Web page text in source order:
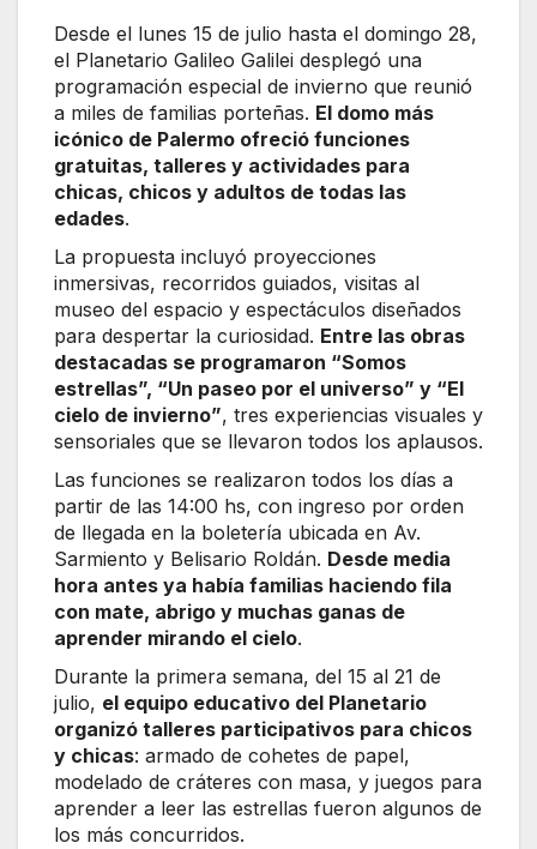
Desde el lunes 15 de julio hasta el domingo 28,
el Planetario Galileo Galilei desplegó una
programación especial de invierno que reunió
a miles de familias porteñas. El domo más
icónico de Palermo ofreció funciones
gratuitas, talleres y actividades para
chicas, chicos y adultos de todas las
edades.
La propuesta incluyó proyecciones
inmersivas, recorridos guiados, visitas al
museo del espacio y espectáculos diseñados
para despertar la curiosidad. Entre las obras
destacadas se programaron “Somos
estrellas”, “Un paseo por el universo” y “El
cielo de invierno”, tres experiencias visuales y
sensoriales que se llevaron todos los aplausos.
Las funciones se realizaron todos los días a
partir de las 14:00 hs, con ingreso por orden
de llegada en la boletería ubicada en Av.
Sarmiento y Belisario Roldán. Desde media
hora antes ya había familias haciendo fila
con mate, abrigo y muchas ganas de
aprender mirando el cielo.
Durante la primera semana, del 15 al 21 de
julio, el equipo educativo del Planetario
organizó talleres participativos para chicos
y chicas: armado de cohetes de papel,
modelado de cráteres con masa, y juegos para
aprender a leer las estrellas fueron algunos de
los más concurridos.